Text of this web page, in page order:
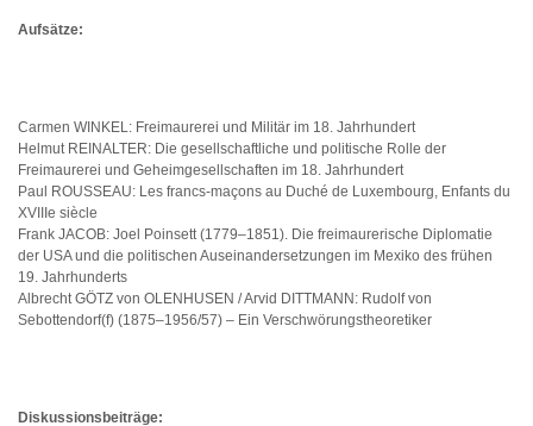
Aufsätze:
Carmen WINKEL: Freimaurerei und Militär im 18. Jahrhundert
Helmut REINALTER: Die gesellschaftliche und politische Rolle der
Freimaurerei und Geheimgesellschaften im 18. Jahrhundert
Paul ROUSSEAU: Les francs-maçons au Duché de Luxembourg, Enfants du
XVIIIe siècle
Frank JACOB: Joel Poinsett (1779–1851). Die freimaurerische Diplomatie
der USA und die politischen Auseinandersetzungen im Mexiko des frühen
19. Jahrhunderts
Albrecht GÖTZ von OLENHUSEN / Arvid DITTMANN: Rudolf von
Sebottendorf(f) (1875–1956/57) – Ein Verschwörungstheoretiker
Diskussionsbeiträge: